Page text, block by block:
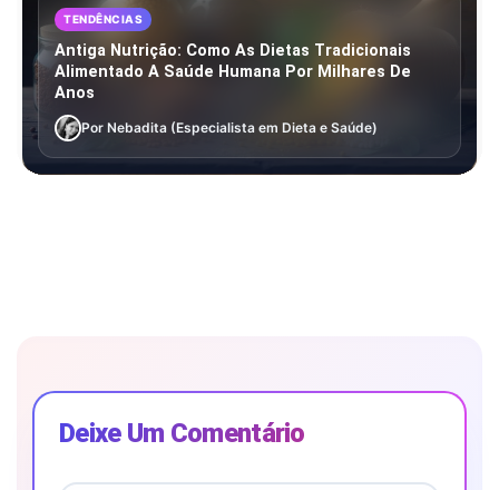
TENDÊNCIAS
Antiga Nutrição: Como As Dietas Tradicionais
Alimentado A Saúde Humana Por Milhares De
Anos
Por Nebadita (Especialista em Dieta e Saúde)
Deixe Um Comentário